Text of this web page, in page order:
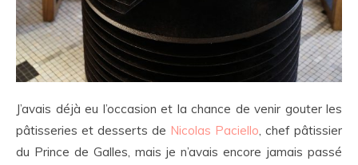
J’avais déjà eu l’occasion et la chance de venir gouter les
pâtisseries et desserts de Nicolas Paciello, chef pâtissier
du Prince de Galles, mais je n’avais encore jamais passé